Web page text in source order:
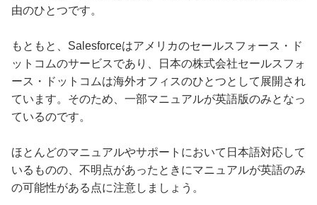
由のひとつです。
もともと、Salesforceはアメリカのセールスフォース・ド
ットコムのサービスであり、日本の株式会社セールスフォ
ース・ドットコムは海外オフィスのひとつとして展開され
ています。そのため、一部マニュアルが英語版のみとなっ
ているのです。
ほとんどのマニュアルやサポートにおいて日本語対応して
いるものの、不明点があったときにマニュアルが英語のみ
の可能性がある点に注意しましょう。